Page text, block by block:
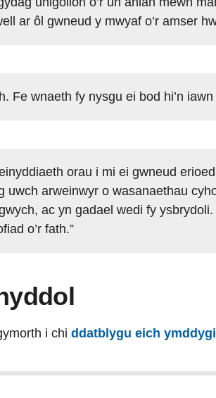
ar ôl gwneud y mwyaf o’r amser
Fe wnaeth fy nysgu ei bod hi’n
orau i mi ei gwneud
uwch arweinwyr o wasanaethau
ac yn gadael wedi fy
o’r fath.”
i chi ddatblygu eich